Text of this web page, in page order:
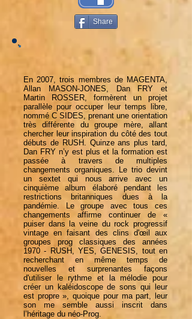
Share
En 2007, trois membres de MAGENTA,
Allan MASON-JONES, Dan FRY et
Martin ROSSER, formèrent un projet
parallèle pour occuper leur temps libre,
nommé C SIDES, prenant une orientation
très différente du groupe mère, allant
chercher leur inspiration du côté des tout
débuts de RUSH. Quinze ans plus tard,
Dan FRY n’y est plus et la formation est
passée à travers de multiples
changements organiques. Le trio devint
un sextet qui nous arrive avec un
cinquième album élaboré pendant les
restrictions britanniques dues à la
pandémie. Le groupe avec tous ces
changements affirme continuer de «
puiser dans la veine du rock progressif
vintage en faisant des clins d'œil aux
groupes prog classiques des années
1970 - RUSH, YES, GENESIS, tout en
recherchant en même temps de
nouvelles et surprenantes façons
d'utiliser le rythme et la mélodie pour
créer un kaléidoscope de sons qui leur
est propre », quoique pour ma part, leur
son me semble aussi inscrit dans
l’héritage du néo-Prog.